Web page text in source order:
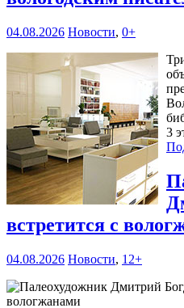
04.08.2026 Новости, 0+
3
встретится с
04.08.2026 Новости, 12+